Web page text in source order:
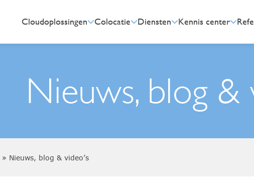
Cloudoplossingen Colocatie Diensten Kennis center
Nieuws, blog &
» Nieuws, blog & video’s